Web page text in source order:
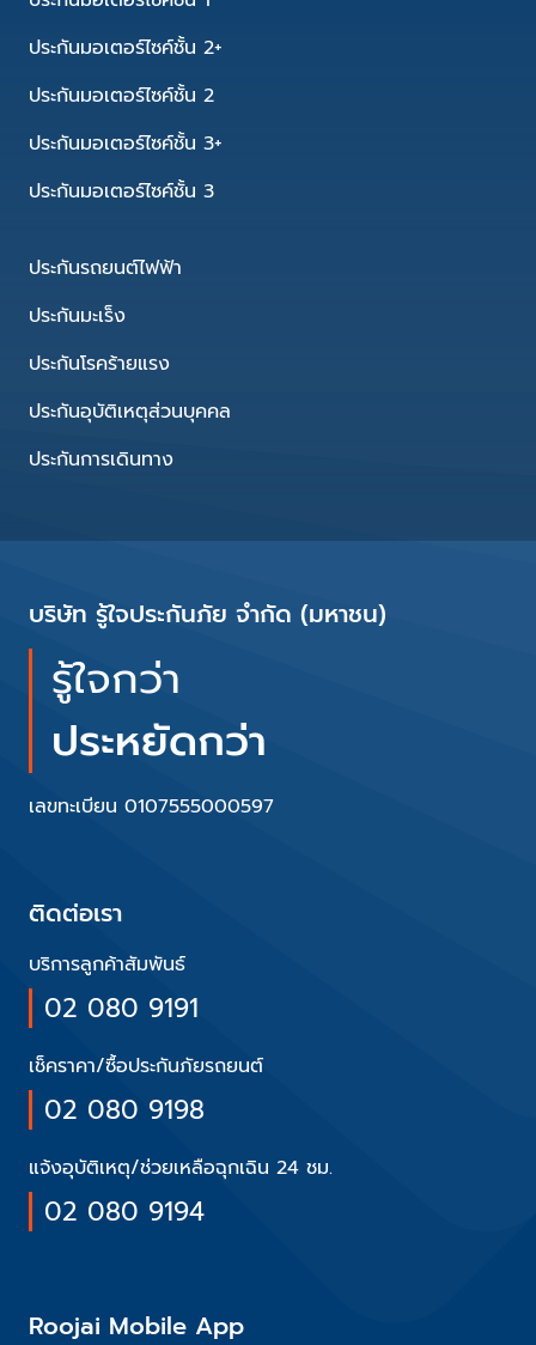
ประกันมอเตอร์ไซค์ชั้น 2+
ประกันมอเตอร์ไซค์ชั้น 2
ประกันมอเตอร์ไซค์ชั้น 3+
ประกันมอเตอร์ไซค์ชั้น 3
ประกันรถยนต์ไฟฟ้า
ประกันมะเร็ง
ประกันโรคร้ายแรง
ประกันอุบัติเหตุส่วนบุคคล
ประกันการเดินทาง
บริษัท รู้ใจประกันภัย จำกัด (มหาชน)
รู้ใจกว่า
ประหยัดกว่า
เลขทะเบียน 0107555000597
ติดต่อเรา
บริการลูกค้าสัมพันธ์
02 080 9191
เช็คราคา/ซื้อประกันภัยรถยนต์
02 080 9198
แจ้งอุบัติเหตุ/ช่วยเหลือฉุกเฉิน 24 ชม.
02 080 9194
Roojai Mobile App